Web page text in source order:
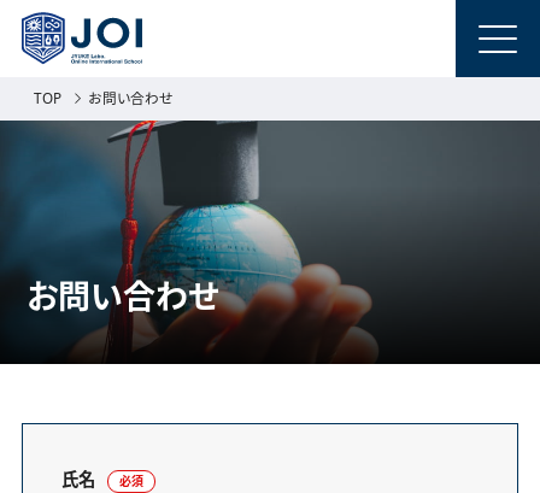
TOP お問い合わせ
お問い合わせ
氏名 必須